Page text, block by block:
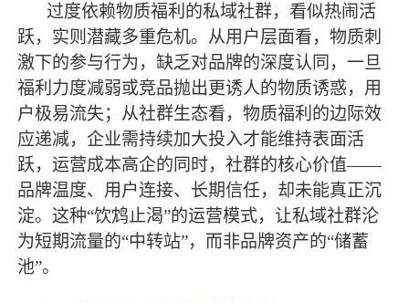
过度依赖物质福利的私域社群，看似热闹活
跃，实则潜藏多重危机。从用户层面看，物质刺
激下的参与行为，缺乏对品牌的深度认同，一旦
福利力度减弱或竞品抛出更诱人的物质诱惑，用
户极易流失；从社群生态看，物质福利的边际效
应递减，企业需持续加大投入才能维持表面活
跃，运营成本高企的同时，社群的核心价值——
品牌温度、用户连接、长期信任，却未能真正沉
淀。这种“饮鸩止渴”的运营模式，让私域社群沦
为短期流量的“中转站”，而非品牌资产的“储蓄
池”。